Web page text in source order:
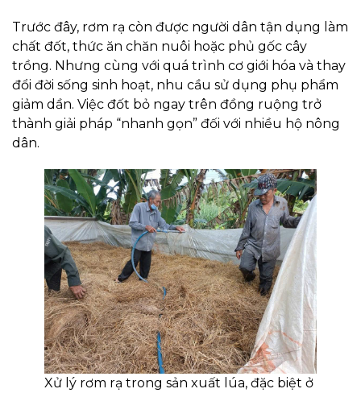
Trước đây, rơm rạ còn được người dân tận dụng làm
chất đốt, thức ăn chăn nuôi hoặc phủ gốc cây
trồng. Nhưng cùng với quá trình cơ giới hóa và thay
đổi đời sống sinh hoạt, nhu cầu sử dụng phụ phẩm
giảm dần. Việc đốt bỏ ngay trên đồng ruộng trở
thành giải pháp “nhanh gọn” đối với nhiều hộ nông
dân.
Xử lý rơm rạ trong sản xuất lúa, đặc biệt ở